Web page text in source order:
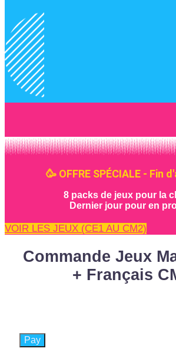
🥳 OFFRE SPÉCIALE - Fin
8 packs de jeux pour la
Dernier jour pour en
VOIR LES JEUX (CE1 AU CM2)
Commande Jeux
+ Français
Pay